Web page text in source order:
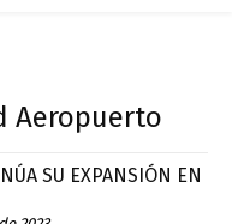
Aeropuerto
SU EXPANSIÓN EN